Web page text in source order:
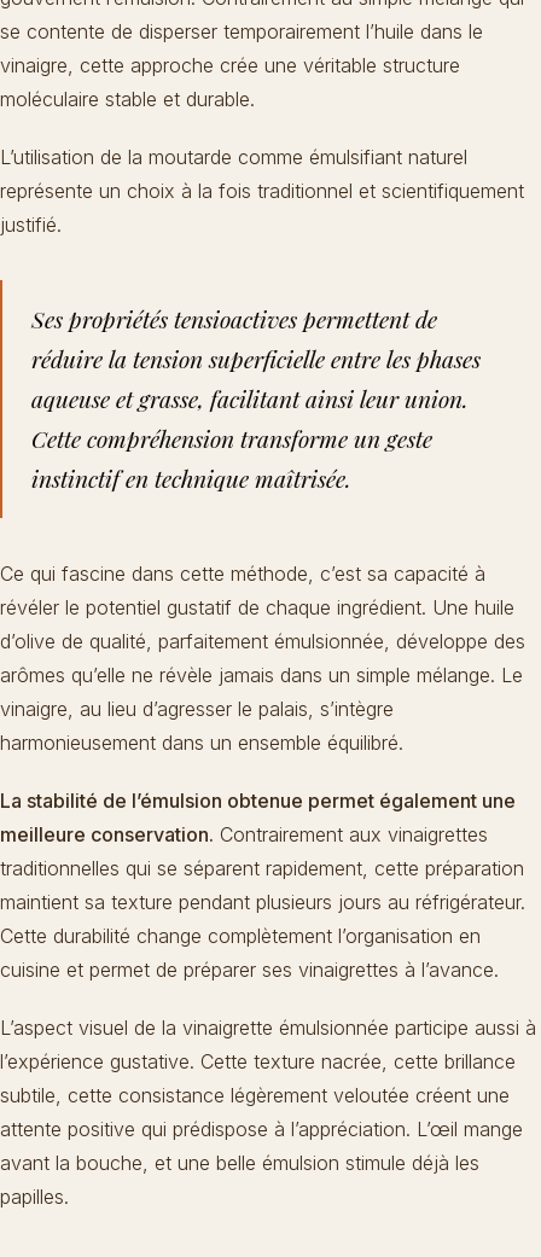
se contente de disperser temporairement l’huile dans le
vinaigre, cette approche crée une véritable structure
moléculaire stable et durable.
L’utilisation de la moutarde comme émulsifiant naturel
représente un choix à la fois traditionnel et scientifiquement
justifié.
Ses propriétés tensioactives permettent de
réduire la tension superficielle entre les phases
aqueuse et grasse, facilitant ainsi leur union.
Cette compréhension transforme un geste
instinctif en technique maîtrisée.
Ce qui fascine dans cette méthode, c’est sa capacité à
révéler le potentiel gustatif de chaque ingrédient. Une huile
d’olive de qualité, parfaitement émulsionnée, développe des
arômes qu’elle ne révèle jamais dans un simple mélange. Le
vinaigre, au lieu d’agresser le palais, s’intègre
harmonieusement dans un ensemble équilibré.
La stabilité de l’émulsion obtenue permet également une
meilleure conservation. Contrairement aux vinaigrettes
traditionnelles qui se séparent rapidement, cette préparation
maintient sa texture pendant plusieurs jours au réfrigérateur.
Cette durabilité change complètement l’organisation en
cuisine et permet de préparer ses vinaigrettes à l’avance.
L’aspect visuel de la vinaigrette émulsionnée participe aussi à
l’expérience gustative. Cette texture nacrée, cette brillance
subtile, cette consistance légèrement veloutée créent une
attente positive qui prédispose à l’appréciation. L’œil mange
avant la bouche, et une belle émulsion stimule déjà les
papilles.